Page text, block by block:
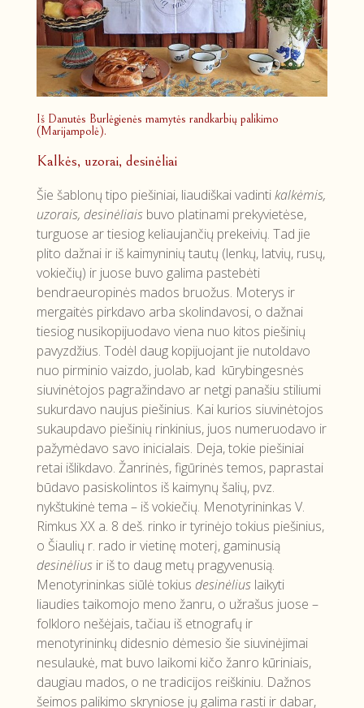
Iš Danutės Burlėgienės mamytės randkarbių palikimo
(Marijampolė).
Kalkės, uzorai, desinėliai
Šie šablonų tipo piešiniai, liaudiškai vadintikalkėmis,
uzorais, desinėliais buvo platinami prekyvietėse,
turguose ar tiesiog keliaujančių prekeivių. Tad jie
plito dažnai ir iš kaimyninių tautų (lenkų, latvių, rusų,
vokiečių) ir juose buvo galima pastebėti
bendraeuropinės mados bruožus. Moterys ir
mergaitės pirkdavo arba skolindavosi, o dažnai
tiesiog nusikopijuodavo viena nuo kitos piešinių
pavyzdžius. Todėl daug kopijuojant jie nutoldavo
nuo pirminio vaizdo, juolab, kad kūrybingesnės
siuvinėtojos pagražindavo ar netgi panašiu stiliumi
sukurdavo naujus piešinius. Kai kurios siuvinėtojos
sukaupdavo piešinių rinkinius, juos numeruodavo ir
pažymėdavo savo inicialais. Deja, tokie piešiniai
retai išlikdavo. Žanrinės, figūrinės temos, paprastai
būdavo pasiskolintos iš kaimynų šalių, pvz.
nykštukinė tema – iš vokiečių. Menotyrininkas V.
Rimkus XX a. 8 deš. rinko ir tyrinėjo tokius piešinius,
o Šiaulių r. rado ir vietinę moterį, gaminusią
desinėlius ir iš to daug metų pragyvenusią.
Menotyrininkas siūlė tokius desinėlius laikyti
liaudies taikomojo meno žanru, o užrašus juose –
folkloro nešėjais, tačiau iš etnografų ir
menotyrininkų didesnio dėmesio šie siuvinėjimai
nesulaukė, mat buvo laikomi kičo žanro kūriniais,
daugiau mados, o ne tradicijos reiškiniu. Dažnos
šeimos palikimo skryniose jų galima rasti ir dabar,